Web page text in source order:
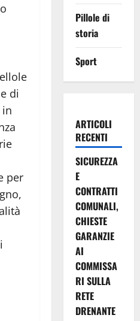
di
in
per
Pillole di
storia
Sport
ARTICOLI
RECENTI
SICUREZZA
E
CONTRATTI
COMUNALI,
CHIESTE
GARANZIE
AI
COMMISSA
RI SULLA
RETE
DRENANTE